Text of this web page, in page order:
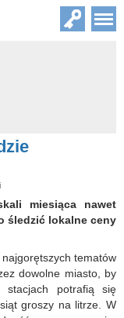
miesiąca nawet
śledzić lokalne ceny
tematów
dowolne miasto, by
stacjach potrafią się
groszy na litrze. W